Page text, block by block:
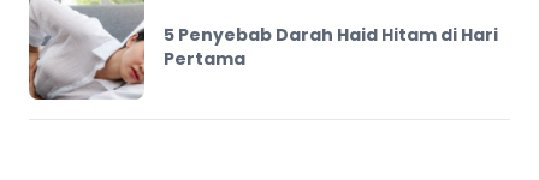
5 Penyebab Darah Haid Hitam di Hari
Pertama